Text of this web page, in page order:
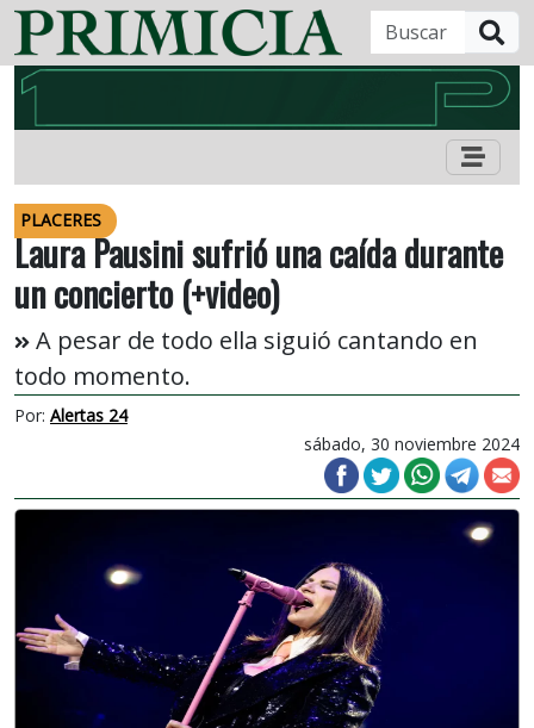
PLACERES
Laura Pausini sufrió una caída durante
un concierto (+video)
A pesar de todo ella siguió cantando en
todo momento.
Por: Alertas 24
sábado, 30 noviembre 2024